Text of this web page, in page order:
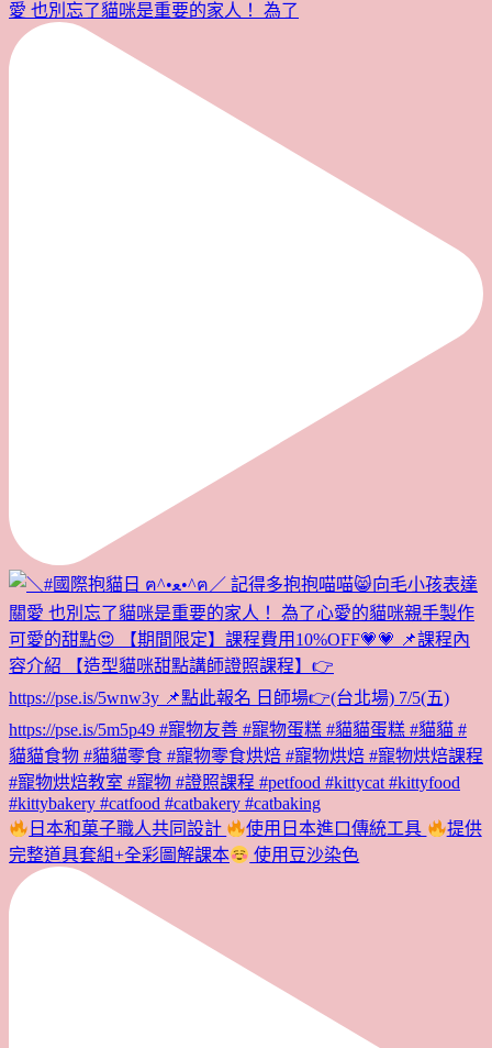
愛 也別忘了貓咪是重要的家人！ 為了
日本和菓子職人共同設計 使用日本進口傳統工具
提供
完整道具套組+全彩圖解課本
使用豆沙染色